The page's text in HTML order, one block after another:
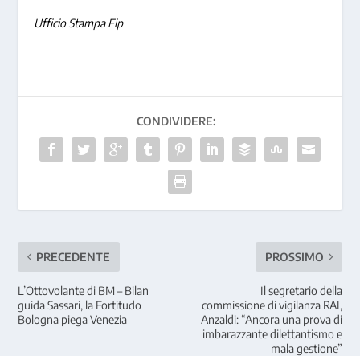
Ufficio Stampa Fip
CONDIVIDERE:
PRECEDENTE
L’Ottovolante di BM – Bilan
guida Sassari, la Fortitudo
Bologna piega Venezia
PROSSIMO
Il segretario della
commissione di vigilanza RAI,
Anzaldi: “Ancora una prova di
imbarazzante dilettantismo e
mala gestione”